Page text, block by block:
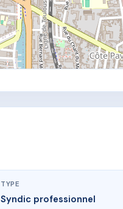
TYPE
Syndic professionnel